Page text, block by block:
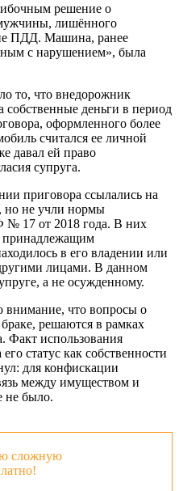
решение о
лишённого
ПДД. Машина, ранее
с нарушением», была
то, что внедорожник
собственные деньги в период
оформленного более
считался ее личной
давал ей право
супруга.
приговора ссылались на
но не учли нормы
17 от 2018 года. В них
принадлежащим
в его владении или
лицами. В данном
а не осужденному.
внимание, что вопросы о
решаются в рамках
Факт использования
статус как собственности
для конфискации
между имуществом и
не было.
сложную